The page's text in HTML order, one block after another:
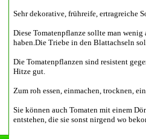
Sehr dekorative, frühreife, ertragreiche
Diese Tomatenpflanze sollte man wenig
haben.Die Triebe in den Blattachseln
Die Tomatenpflanzen sind resistent
Hitze gut.
Zum roh essen, einmachen, trocknen,
Sie können auch Tomaten mit einem
entstehen, die sie sonst nirgend wo